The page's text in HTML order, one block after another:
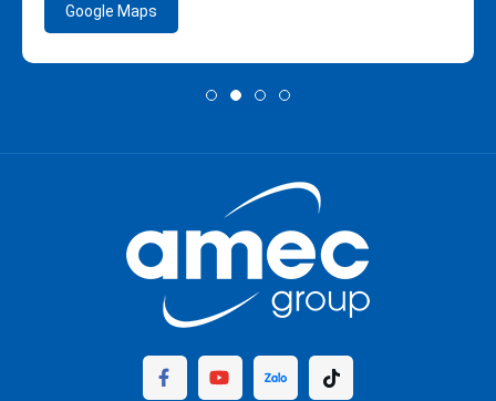
Google Maps